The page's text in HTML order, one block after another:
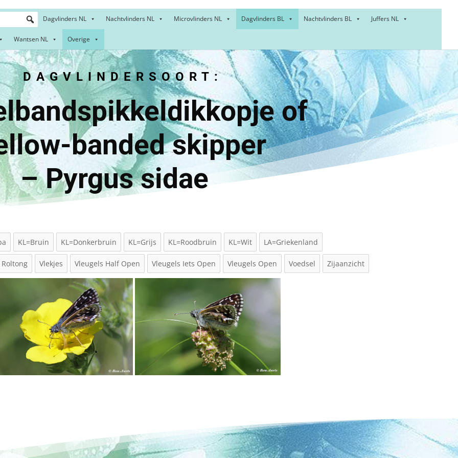
Dagvlinders NL Nachtvlinders NL Microvlinders NL Dagvlinders BL Nachtvlinders BL Juffers NL
Wantsen NL Overige
DAGVLINDERSOORT:
of
banded skipper
– Pyrgus sidae
KL=Bruin KL=Donkerbruin KL=Grijs KL=Roodbruin KL=Wit LA=Griekenland
Roltong Vlekjes Vleugels Half Open Vleugels Iets Open Vleugels Open Voedsel Zijaanzicht